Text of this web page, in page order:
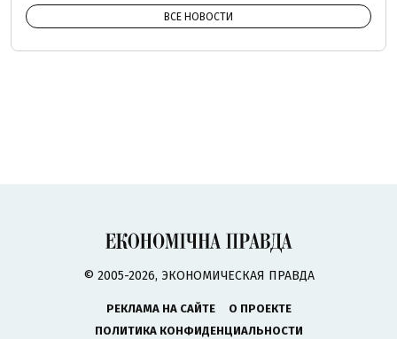
ВСЕ НОВОСТИ
© 2005-2026, ЭКОНОМИЧЕСКАЯ ПРАВДА
РЕКЛАМА НА САЙТЕ
О ПРОЕКТЕ
ПОЛИТИКА КОНФИДЕНЦИАЛЬНОСТИ